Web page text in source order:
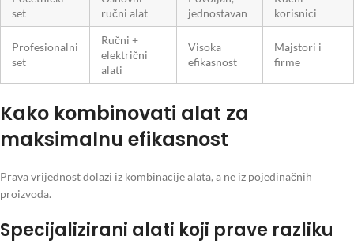
set
ručni alat
jednostavan
korisnici
Profesionalni
set
Ručni +
električni
alati
Visoka
efikasnost
Majstori i
firme
Kako kombinovati alat za
maksimalnu efikasnost
Prava vrijednost dolazi iz kombinacije alata, a ne iz pojedinačnih
proizvoda.
Specijalizirani alati koji prave razliku